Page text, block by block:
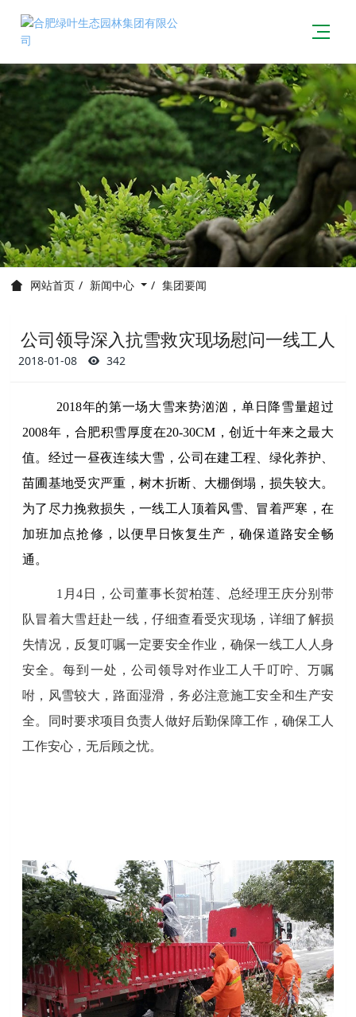
网站首页 新闻中心 集团要闻
公司领导深入抗雪救灾现场慰问一线工人
2018-01-08 342
2018年的第一场大雪来势汹汹，单日降雪量超过
2008年，合肥积雪厚度在20-30CM，创近十年来之最大
值。经过一昼夜连续大雪，公司在建工程、绿化养护、
苗圃基地受灾严重，树木折断、大棚倒塌，损失较大。
为了尽力挽救损失，一线工人顶着风雪、冒着严寒，在
加班加点抢修，以便早日恢复生产，确保道路安全畅
通。
1月4日，公司董事长贺柏莲、总经理王庆分别带
队冒着大雪赶赴一线，仔细查看受灾现场，详细了解损
失情况，反复叮嘱一定要安全作业，确保一线工人人身
安全。每到一处，公司领导对作业工人千叮咛、万嘱
咐，风雪较大，路面湿滑，务必注意施工安全和生产安
全。同时要求项目负责人做好后勤保障工作，确保工人
工作安心，无后顾之忧。